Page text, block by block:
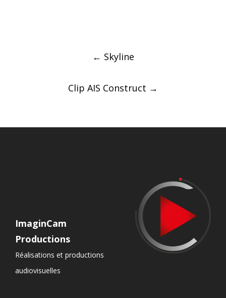
← Skyline
Clip AIS Construct →
ImaginCam
Productions
Réalisations et productions
audiovisuelles